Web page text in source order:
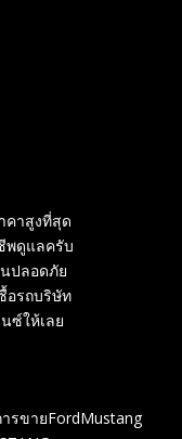
คาสูงที่สุด
พดูแลครับ
ปลอดภัย
อรถบริษัท
ซ์ให้เลย
รขายFordMustang